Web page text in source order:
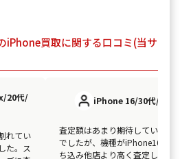
iPhone買取に関する口コミ(当サ
20代/
れてい
た。ス
iPhone 16/30代/女
査定額はあまり期待していませ
でしたが、機種がiPhone16を持
ち込み他店より高く査定してく